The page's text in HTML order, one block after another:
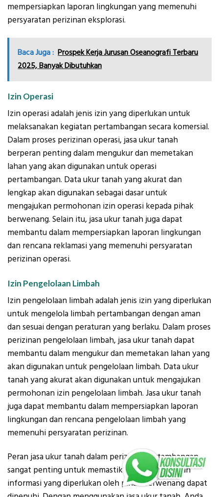
mempersiapkan laporan lingkungan yang memenuhi
persyaratan perizinan eksplorasi.
Baca Juga : Prospek Kerja Jurusan Oseanografi Terbaru
2025, Banyak Dibutuhkan
Izin Operasi
Izin operasi adalah jenis izin yang diperlukan untuk
melaksanakan kegiatan pertambangan secara komersial.
Dalam proses perizinan operasi, jasa ukur tanah
berperan penting dalam mengukur dan memetakan
lahan yang akan digunakan untuk operasi
pertambangan. Data ukur tanah yang akurat dan
lengkap akan digunakan sebagai dasar untuk
mengajukan permohonan izin operasi kepada pihak
berwenang. Selain itu, jasa ukur tanah juga dapat
membantu dalam mempersiapkan laporan lingkungan
dan rencana reklamasi yang memenuhi persyaratan
perizinan operasi.
Izin Pengelolaan Limbah
Izin pengelolaan limbah adalah jenis izin yang diperlukan
untuk mengelola limbah pertambangan dengan aman
dan sesuai dengan peraturan yang berlaku. Dalam proses
perizinan pengelolaan limbah, jasa ukur tanah dapat
membantu dalam mengukur dan memetakan lahan yang
akan digunakan untuk pengelolaan limbah. Data ukur
tanah yang akurat akan digunakan untuk mengajukan
permohonan izin pengelolaan limbah. Jasa ukur tanah
juga dapat membantu dalam mempersiapkan laporan
lingkungan dan rencana pengelolaan limbah yang
memenuhi persyaratan perizinan.
Peran jasa ukur tanah dalam perizinan pertambangan
sangat penting untuk memastikan bahwa data dan
informasi yang diperlukan oleh pihak berwenang dapat